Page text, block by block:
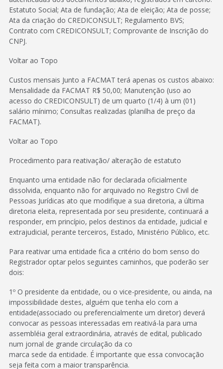
Estatuto Social; Ata de fundação; Ata de eleição; Ata de posse;
Ata da criação do CREDICONSULT; Regulamento BVS;
Contrato com CREDICONSULT; Comprovante de Inscrição do
CNPJ.
Voltar ao Topo
Custos mensais Junto a FACMAT terá apenas os custos abaixo:
Mensalidade da FACMAT R$ 50,00; Manutenção (uso ao
acesso do CREDICONSULT) de um quarto (1/4) à um (01)
salário mínimo; Consultas realizadas (planilha de preço da
FACMAT).
Voltar ao Topo
Procedimento para reativação/ alteração de estatuto
Enquanto uma entidade não for declarada oficialmente
dissolvida, enquanto não for arquivado no Registro Civil de
Pessoas Jurídicas ato que modifique a sua diretoria, a última
diretoria eleita, representada por seu presidente, continuará a
responder, em princípio, pelos destinos da entidade, judicial e
extrajudicial, perante terceiros, Estado, Ministério Público, etc.
Para reativar uma entidade fica a critério do bom senso do
Registrador optar pelos seguintes caminhos, que poderão ser
dois:
1º O presidente da entidade, ou o vice-presidente, ou ainda, na
impossibilidade destes, alguém que tenha elo com a
entidade(associado ou preferencialmente um diretor) deverá
convocar as pessoas interessadas em reativá-la para uma
assembléia geral extraordinária, através de edital, publicado
num jornal de grande circulação da co
marca sede da entidade. É importante que essa convocação
seja feita com a maior transparência.